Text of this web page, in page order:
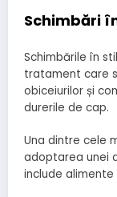
Schimbări
Schimbările în
tratament care
obiceiurilor și
durerile de cap.
Una dintre cele
adoptarea unei
include